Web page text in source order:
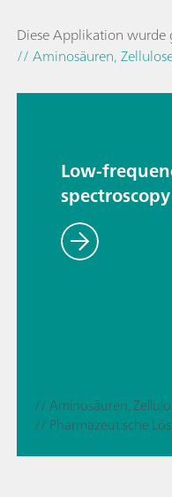
Diese Applikation
// Aminosäuren,
Low-
spectroscopy
// Aminosäuren,
// Pharmazeutische